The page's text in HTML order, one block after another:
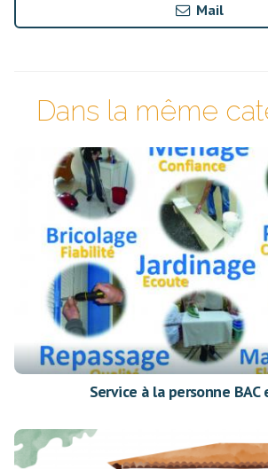
Mail
Dans la même
Service à la personne BAC